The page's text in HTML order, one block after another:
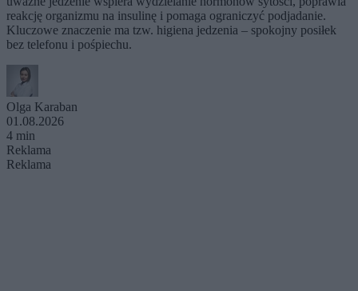
reakcję organizmu na insulinę i pomaga ograniczyć podjadanie.
Kluczowe znaczenie ma tzw. higiena jedzenia – spokojny posiłek
bez telefonu i pośpiechu.
Olga Karaban
01.08.2026
4 min
Reklama
Reklama